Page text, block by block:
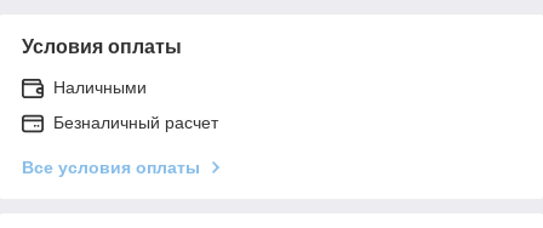
Условия оплаты
Наличными
Безналичный расчет
Все условия оплаты